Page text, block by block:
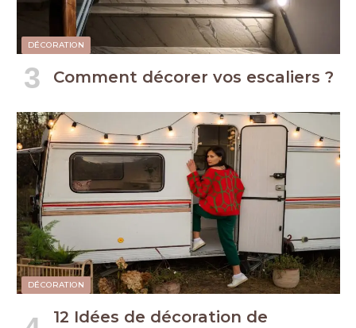
DÉCORATION
Comment décorer vos escaliers ?
DÉCORATION
12 Idées de décoration de